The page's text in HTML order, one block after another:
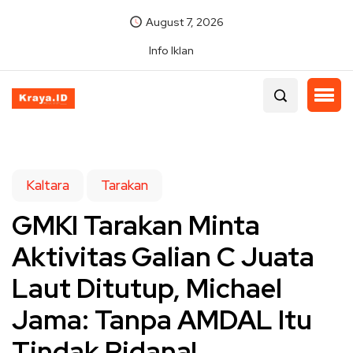
August 7, 2026
Info Iklan
Kaltara Tarakan
GMKI Tarakan Minta
Aktivitas Galian C Juata
Laut Ditutup, Michael
Jama: Tanpa AMDAL Itu